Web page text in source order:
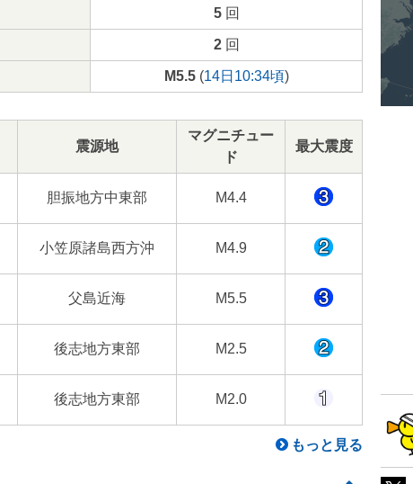
5回
2回
M5.5(14日10:34頃)
震源地
マグニチュー
ド
最大震度
胆振地方中東部 M4.4
小笠原諸島西方沖 M4.9
父島近海 M5.5
後志地方東部 M2.5
後志地方東部 M2.0
もっと見る